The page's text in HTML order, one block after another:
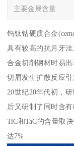
主要金属含量
钨钛钴硬质合金
具有较高的抗月牙
合金切削钢材时易
切屑发生扩散反应
20世纪20年代初，
后又研制了同时含
TiC和TaC的含量取
达7%